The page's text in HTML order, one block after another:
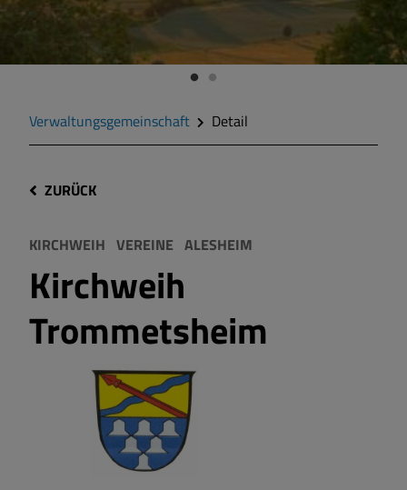
Verwaltungsgemeinschaft Detail
ZURÜCK
KIRCHWEIH VEREINE ALESHEIM
Kirchweih
Trommetsheim